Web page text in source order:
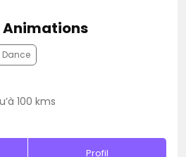
Animations
Dance
100 kms
Profil